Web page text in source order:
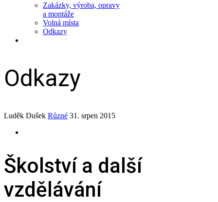
Zakázky, výroba, opravy
a montáže
Volná místa
Odkazy
Odkazy
Luděk Dušek Různé 31. srpen 2015
Školství a další
vzdělávání